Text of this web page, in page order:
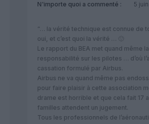
N'importe quoi a commenté :
5
“… la vérité technique est connue de
oui, et c’est quoi la vérité … 🙂
Le rapport du BEA met quand même la
responsabilité sur les pilotes … d’où
cassation formulé par Airbus.
Airbus ne va quand même pas
pour faire plaisir à cette association
drame est horrible et que cela fait 17
familles attendent un jugement.
Tous les professionnels de